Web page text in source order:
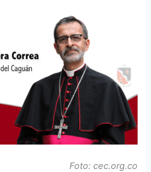
Foto: cec.org.co